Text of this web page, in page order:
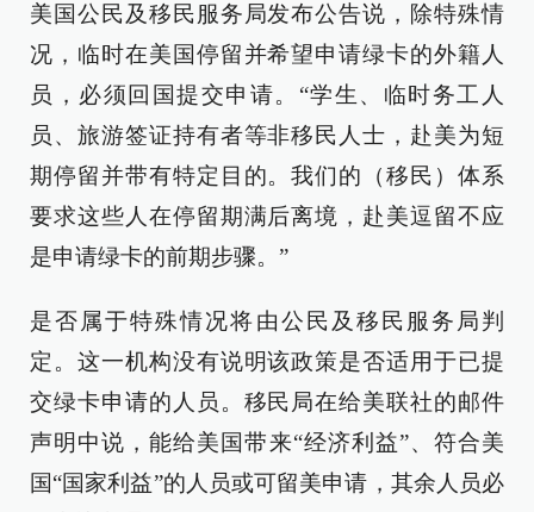
美国公民及移民服务局发布公告说，除特殊情
况，临时在美国停留并希望申请绿卡的外籍人
员，必须回国提交申请。“学生、临时务工人
员、旅游签证持有者等非移民人士，赴美为短
期停留并带有特定目的。我们的（移民）体系
要求这些人在停留期满后离境，赴美逗留不应
是申请绿卡的前期步骤。”
是否属于特殊情况将由公民及移民服务局判
定。这一机构没有说明该政策是否适用于已提
交绿卡申请的人员。移民局在给美联社的邮件
声明中说，能给美国带来“经济利益”、符合美
国“国家利益”的人员或可留美申请，其余人员必